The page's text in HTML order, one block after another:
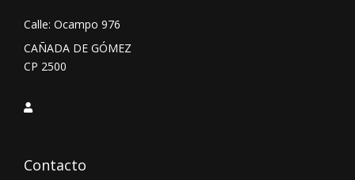
Calle: Ocampo 976
CAÑADA DE GÓMEZ
CP 2500
Contacto